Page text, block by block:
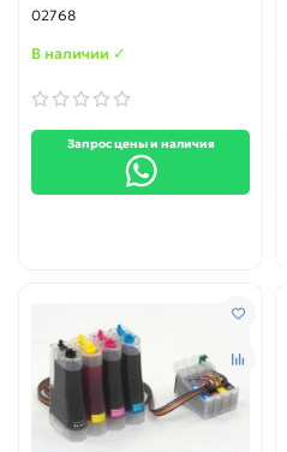
02768
В наличии ✓
Запрос цены и наличия